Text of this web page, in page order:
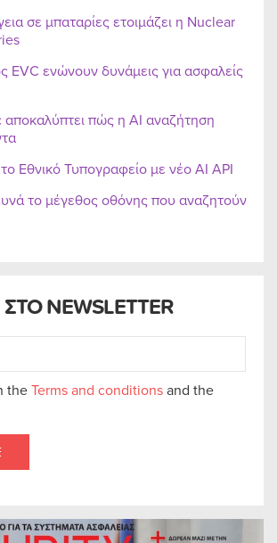
NEWSLETTER
theTerms and conditionsand the
σε μπαταρίες ετοιμάζει η Nuclear
EVC ενώνουν δυνάμεις για ασφαλείς
πώς η AI αναζήτηση
Εθνικό Τυπογραφείο με νέο AI API
το μέγεθος οθόνης που αναζητούν